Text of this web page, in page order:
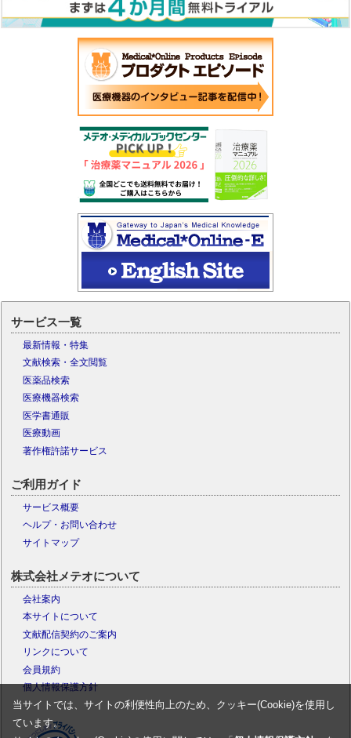
サービス一覧
最新情報・特集
文献検索・全文閲覧
医薬品検索
医療機器検索
医学書通販
医療動画
著作権許諾サービス
ご利用ガイド
サービス概要
ヘルプ・お問い合わせ
サイトマップ
株式会社メテオについて
会社案内
本サイトについて
文献配信契約のご案内
リンクについて
会員規約
個人情報保護方針
当サイトでは、サイトの利便性向上のため、クッキー(Cookie)を使用し
ています。